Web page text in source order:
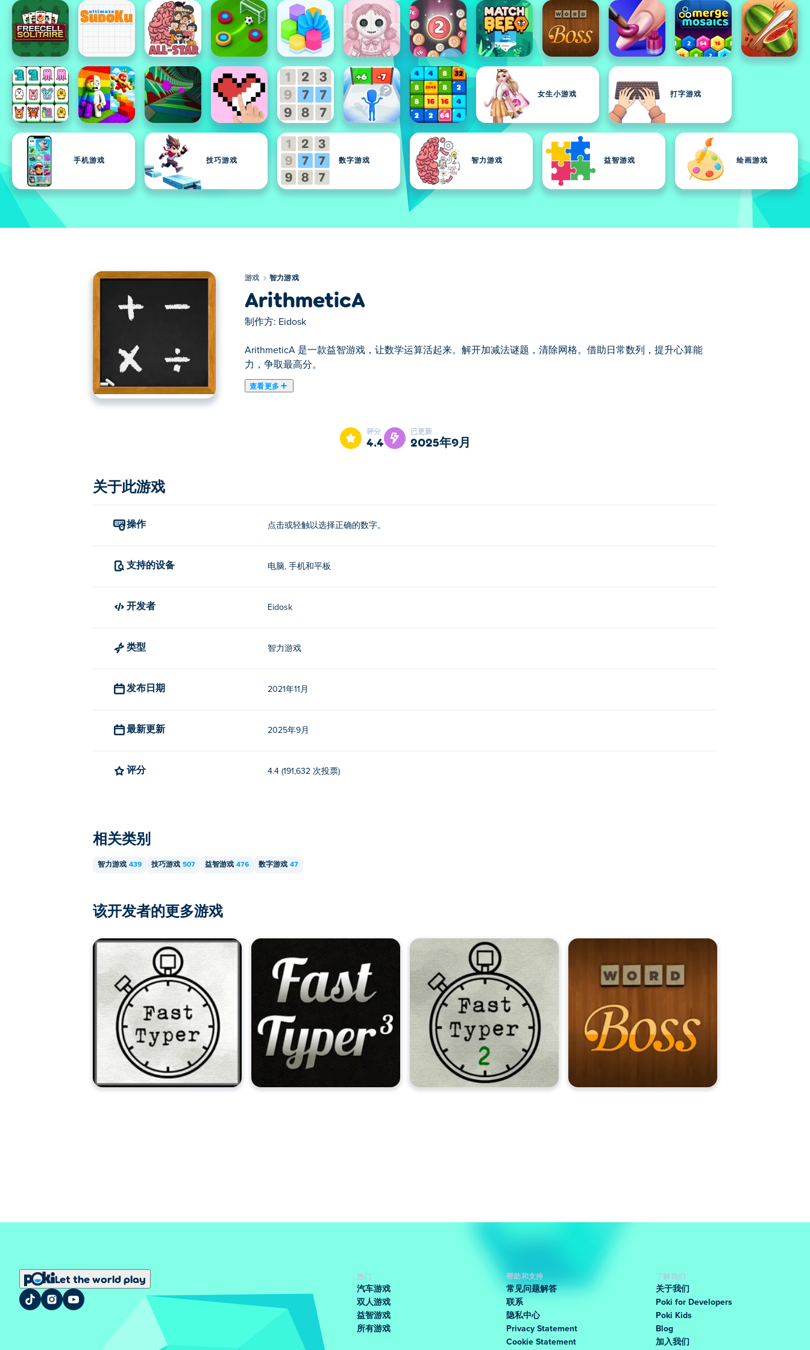
女生小游戏 打字游戏
手机游戏 技巧游戏 数字游戏 智力游戏 益智游戏 绘画游戏
游戏 智力游戏
ArithmeticA
制作方: Eidosk
ArithmeticA 是一款益智游戏，让数学运算活起来。解开加减法谜题，清除网格。借助日常数列，提升心算能
力，争取最高分。
查看更多
在这里你可以玩ArithmeticA. ArithmeticA是我们的精选智力游戏之一。
评分
4.4
已更新
2025年9月
关于此游戏
操作 点击或轻触以选择正确的数字。
支持的设备 电脑, 手机和平板
开发者 Eidosk
类型 智力游戏
发布日期 2021年11月
最新更新 2025年9月
评分 4.4 (191,632 次投票)
相关类别
智力游戏 439 技巧游戏 507 益智游戏 476 数字游戏 47
该开发者的更多游戏
Let the world play
热门
汽车游戏
双人游戏
益智游戏
所有游戏
帮助和支持
常见问题解答
联系
隐私中心
Privacy Statement
Cookie Statement
了解我们
关于我们
Poki for Developers
Poki Kids
Blog
加入我们